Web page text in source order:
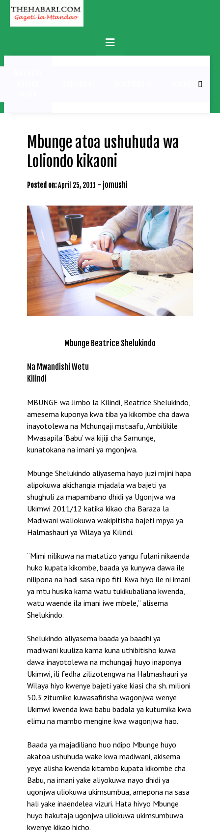
Skip
content
Primary
Menu
MICHEZO
Mbunge atoa ushuhuda wa
Loliondo kikaoni
Posted on:April 25, 2011 - jomushi
Mbunge Beatrice Shelukindo
Na Mwandishi Wetu
Kilindi
MBUNGE wa Jimbo la Kilindi, Beatrice Shelukindo,
amesema kuponya kwa tiba ya kikombe cha dawa
inayotolewa na Mchungaji mstaafu, Ambilikile
Mwasapila ‘Babu’ wa kijiji cha Samunge,
kunatokana na imani ya mgonjwa.
Mbunge Shelukindo aliyasema hayo juzi mjini hapa
alipokuwa akichangia mjadala wa bajeti ya
shughuli za mapambano dhidi ya Ugonjwa wa
Ukimwi 2011/12 katika kikao cha Baraza la
Madiwani waliokuwa wakipitisha bajeti mpya ya
Halmashauri ya Wilaya ya Kilindi.
“Mimi nilikuwa na matatizo yangu fulani nikaenda
huko kupata kikombe, baada ya kunywa dawa ile
nilipona na hadi sasa nipo fiti. Kwa hiyo ile ni imani
ya mtu husika kama watu tukikubaliana kwenda,
watu waende ila imani iwe mbele,” alisema
Shelukindo.
Shelukindo aliyasema baada ya baadhi ya
madiwani kuuliza kama kuna uthibitisho kuwa
dawa inayotolewa na mchungaji huyo inaponya
Ukimwi, ili fedha zilizotengwa na Halmashauri ya
Wilaya hiyo kwenye bajeti yake kiasi cha sh. milioni
50.3 zitumike kuwasafirisha wagonjwa wenye
Ukimwi kwenda kwa babu badala ya kutumika kwa
elimu na mambo mengine kwa wagonjwa hao.
Baada ya majadiliano huo ndipo Mbunge huyo
akatoa ushuhuda wake kwa madiwani, akisema
yeye alisha kwenda kitambo kupata kikombe cha
Babu, na imani yake aliyokuwa nayo dhidi ya
ugonjwa uliokuwa ukimsumbua, amepona na sasa
hali yake inaendelea vizuri. Hata hivyo Mbunge
huyo hakutaja ugonjwa uliokuwa ukimsumbuwa
kwenye kikao hicho.